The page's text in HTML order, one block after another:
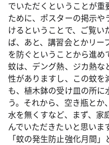
でいただくということが
ために、ポスターの掲示
けるということで、ご覧い
ば、あと、講習会とかリー
を防ぐということから進め
蚊は、デング熱、ジカ熱
性がありますし、この蚊
も、植木鉢の受け皿の所に
う。それから、空き瓶とか
水を無くすなど、まず、家
んでいただきたいと思いま
「蚊の発生防止強化月間」